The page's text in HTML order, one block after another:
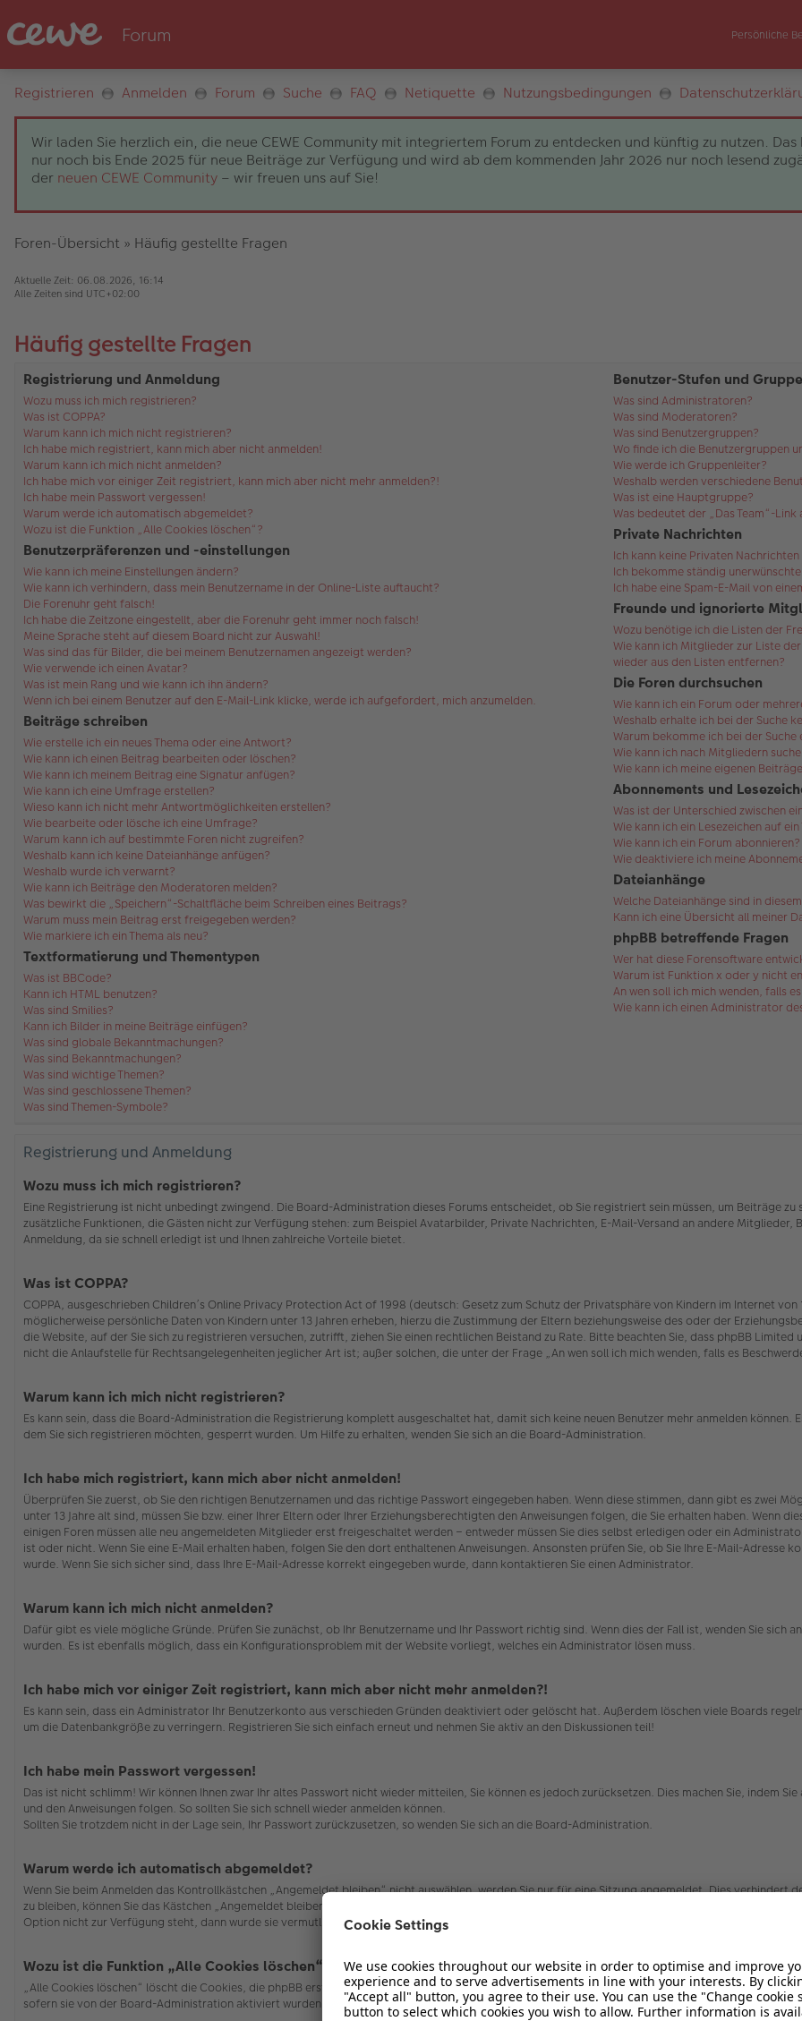
Persönliche
Registrieren Anmelden Forum Suche FAQ Netiquette Nutzungsbedingungen
Wir laden Sie herzlich ein, die neue CEWE Community mit integriertem Forum zu entdecken und künftig zu nutzen.
nur noch bis Ende 2025 für neue Beiträge zur Verfügung und wird ab dem kommenden Jahr 2026 nur noch lesend
der neuen CEWE Community – wir freuen uns auf Sie!
Foren-Übersicht » Häufig gestellte Fragen
Aktuelle Zeit: 06.08.2026, 16:14
Alle Zeiten sind UTC+02:00
Häufig gestellte Fragen
Registrierung und Anmeldung
Wozu muss ich mich registrieren?
Was ist COPPA?
Warum kann ich mich nicht registrieren?
Ich habe mich registriert, kann mich aber nicht anmelden!
Warum kann ich mich nicht anmelden?
Ich habe mich vor einiger Zeit registriert, kann mich aber nicht mehr anmelden?!
Ich habe mein Passwort vergessen!
Warum werde ich automatisch abgemeldet?
Wozu ist die Funktion „Alle Cookies löschen“?
Benutzerpräferenzen und -einstellungen
Wie kann ich meine Einstellungen ändern?
Wie kann ich verhindern, dass mein Benutzername in der Online-Liste auftaucht?
Die Forenuhr geht falsch!
Ich habe die Zeitzone eingestellt, aber die Forenuhr geht immer noch falsch!
Meine Sprache steht auf diesem Board nicht zur Auswahl!
Was sind das für Bilder, die bei meinem Benutzernamen angezeigt werden?
Wie verwende ich einen Avatar?
Was ist mein Rang und wie kann ich ihn ändern?
Wenn ich bei einem Benutzer auf den E-Mail-Link klicke, werde ich aufgefordert, mich anzumelden.
Beiträge schreiben
Wie erstelle ich ein neues Thema oder eine Antwort?
Wie kann ich einen Beitrag bearbeiten oder löschen?
Wie kann ich meinem Beitrag eine Signatur anfügen?
Wie kann ich eine Umfrage erstellen?
Wieso kann ich nicht mehr Antwortmöglichkeiten erstellen?
Wie bearbeite oder lösche ich eine Umfrage?
Warum kann ich auf bestimmte Foren nicht zugreifen?
Weshalb kann ich keine Dateianhänge anfügen?
Weshalb wurde ich verwarnt?
Wie kann ich Beiträge den Moderatoren melden?
Was bewirkt die „Speichern“-Schaltfläche beim Schreiben eines Beitrags?
Warum muss mein Beitrag erst freigegeben werden?
Wie markiere ich ein Thema als neu?
Textformatierung und Thementypen
Was ist BBCode?
Kann ich HTML benutzen?
Was sind Smilies?
Kann ich Bilder in meine Beiträge einfügen?
Was sind globale Bekanntmachungen?
Was sind Bekanntmachungen?
Was sind wichtige Themen?
Was sind geschlossene Themen?
Was sind Themen-Symbole?
Benutzer-Stufen und
Was sind Administratoren?
Was sind Moderatoren?
Was sind Benutzergruppen?
Wo finde ich die Benutzergruppen
Wie werde ich Gruppenleiter?
Weshalb werden verschiedene
Was ist eine Hauptgruppe?
Was bedeutet der „Das Team“-
Private Nachrichten
Ich kann keine Privaten
Ich bekomme ständig
Ich habe eine Spam-E-Mail von
Freunde und ignorierte
Wozu benötige ich die Listen der
Wie kann ich Mitglieder zur Liste
wieder aus den Listen entfernen?
Die Foren durchsuchen
Wie kann ich ein Forum oder
Weshalb erhalte ich bei der Suche
Warum bekomme ich bei der Suche
Wie kann ich nach Mitgliedern
Wie kann ich meine eigenen
Abonnements und
Was ist der Unterschied zwischen
Wie kann ich ein Lesezeichen auf
Wie kann ich ein Forum abonnieren?
Wie deaktiviere ich meine
Dateianhänge
Welche Dateianhänge sind in
Kann ich eine Übersicht all meiner
phpBB betreffende Fragen
Wer hat diese Forensoftware
Warum ist Funktion x oder y nicht
An wen soll ich mich wenden, falls
Wie kann ich einen Administrator
Registrierung und Anmeldung
Wozu muss ich mich registrieren?
Eine Registrierung ist nicht unbedingt zwingend. Die Board-Administration dieses Forums entscheidet, ob Sie registriert sein müssen, um Beiträge
zusätzliche Funktionen, die Gästen nicht zur Verfügung stehen: zum Beispiel Avatarbilder, Private Nachrichten, E-Mail-Versand an andere
Anmeldung, da sie schnell erledigt ist und Ihnen zahlreiche Vorteile bietet.
Was ist COPPA?
COPPA, ausgeschrieben Children’s Online Privacy Protection Act of 1998 (deutsch: Gesetz zum Schutz der Privatsphäre von Kindern im Internet
möglicherweise persönliche Daten von Kindern unter 13 Jahren erheben, hierzu die Zustimmung der Eltern beziehungsweise des oder der
die Website, auf der Sie sich zu registrieren versuchen, zutrifft, ziehen Sie einen rechtlichen Beistand zu Rate. Bitte beachten Sie, dass phpBB
nicht die Anlaufstelle für Rechtsangelegenheiten jeglicher Art ist; außer solchen, die unter der Frage „An wen soll ich mich wenden, falls es
Warum kann ich mich nicht registrieren?
Es kann sein, dass die Board-Administration die Registrierung komplett ausgeschaltet hat, damit sich keine neuen Benutzer mehr anmelden können.
dem Sie sich registrieren möchten, gesperrt wurden. Um Hilfe zu erhalten, wenden Sie sich an die Board-Administration.
Ich habe mich registriert, kann mich aber nicht anmelden!
Überprüfen Sie zuerst, ob Sie den richtigen Benutzernamen und das richtige Passwort eingegeben haben. Wenn diese stimmen, dann gibt es zwei
unter 13 Jahre alt sind, müssen Sie bzw. einer Ihrer Eltern oder Ihrer Erziehungsberechtigten den Anweisungen folgen, die Sie erhalten haben. Wenn
einigen Foren müssen alle neu angemeldeten Mitglieder erst freigeschaltet werden – entweder müssen Sie dies selbst erledigen oder ein
ist oder nicht. Wenn Sie eine E-Mail erhalten haben, folgen Sie den dort enthaltenen Anweisungen. Ansonsten prüfen Sie, ob Sie Ihre E-Mail-
wurde. Wenn Sie sich sicher sind, dass Ihre E-Mail-Adresse korrekt eingegeben wurde, dann kontaktieren Sie einen Administrator.
Warum kann ich mich nicht anmelden?
Dafür gibt es viele mögliche Gründe. Prüfen Sie zunächst, ob Ihr Benutzername und Ihr Passwort richtig sind. Wenn dies der Fall ist, wenden Sie sich
wurden. Es ist ebenfalls möglich, dass ein Konfigurationsproblem mit der Website vorliegt, welches ein Administrator lösen muss.
Ich habe mich vor einiger Zeit registriert, kann mich aber nicht mehr anmelden?!
Es kann sein, dass ein Administrator Ihr Benutzerkonto aus verschieden Gründen deaktiviert oder gelöscht hat. Außerdem löschen viele Boards
um die Datenbankgröße zu verringern. Registrieren Sie sich einfach erneut und nehmen Sie aktiv an den Diskussionen teil!
Ich habe mein Passwort vergessen!
Das ist nicht schlimm! Wir können Ihnen zwar Ihr altes Passwort nicht wieder mitteilen, Sie können es jedoch zurücksetzen. Dies machen Sie, indem
und den Anweisungen folgen. So sollten Sie sich schnell wieder anmelden können.
Sollten Sie trotzdem nicht in der Lage sein, Ihr Passwort zurückzusetzen, so wenden Sie sich an die Board-Administration.
Warum werde ich automatisch abgemeldet?
Wenn Sie beim Anmelden das Kontrollkästchen „Angemeldet bleiben“ nicht auswählen, werden Sie nur für eine Sitzung angemeldet. Dies
zu bleiben, können Sie das Kästchen „Angemeldet bleiben“ beim Anmelden auswählen. Dies ist nicht empfehlenswert, wenn Sie sich an einem
Option nicht zur Verfügung steht, dann wurde sie vermutlich von der Board-Administration ausgeschaltet.
Wozu ist die Funktion „Alle Cookies löschen“?
„Alle Cookies löschen“ löscht die Cookies, die phpBB erstellt hat und die dafür sorgen, dass Sie im Forum angemeldet bleiben. Außerdem
sofern sie von der Board-Administration aktiviert wurden. Wenn Sie Probleme bei der An- oder Abmeldung haben, kann es helfen, wenn Sie die